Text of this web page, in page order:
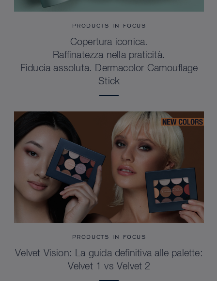
PRODUCTS IN FOCUS
Copertura iconica.
Raffinatezza nella praticità.
Fiducia assoluta. Dermacolor Camouflage
Stick
PRODUCTS IN FOCUS
Velvet Vision: La guida definitiva alle palette:
Velvet 1 vs Velvet 2